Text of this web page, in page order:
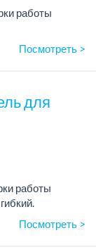
работы
Посмотреть >
для
работы
Грамотная
Посмотреть >